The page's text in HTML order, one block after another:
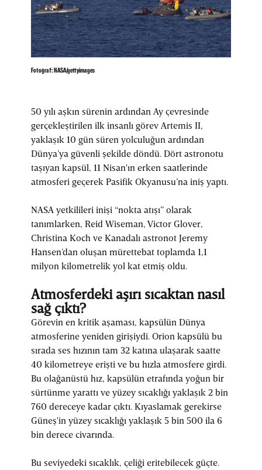
Fotoğraf: NASA/gettyimages
50 yılı aşkın sürenin ardından Ay çevresinde
gerçekleştirilen ilk insanlı görev Artemis II,
yaklaşık 10 gün süren yolculuğun ardından
Dünya’ya güvenli şekilde döndü. Dört astronotu
taşıyan kapsül, 11 Nisan'ın erken saatlerinde
atmosferi geçerek Pasifik Okyanusu’na iniş yaptı.
NASA yetkilileri inişi “nokta atışı” olarak
tanımlarken, Reid Wiseman, Victor Glover,
Christina Koch ve Kanadalı astronot Jeremy
Hansen’dan oluşan mürettebat toplamda 1,1
milyon kilometrelik yol kat etmiş oldu.
Atmosferdeki aşırı sıcaktan nasıl
sağ çıktı?
Görevin en kritik aşaması, kapsülün Dünya
atmosferine yeniden girişiydi. Orion kapsülü bu
sırada ses hızının tam 32 katına ulaşarak saatte
40 kilometreye erişti ve bu hızla atmosfere girdi.
Bu olağanüstü hız, kapsülün etrafında yoğun bir
sürtünme yarattı ve yüzey sıcaklığı yaklaşık 2 bin
760 dereceye kadar çıktı. Kıyaslamak gerekirse
Güneş'in yüzey sıcaklığı yaklaşık 5 bin 500 ila 6
bin derece civarında.
Bu seviyedeki sıcaklık, çeliği eritebilecek güçte.